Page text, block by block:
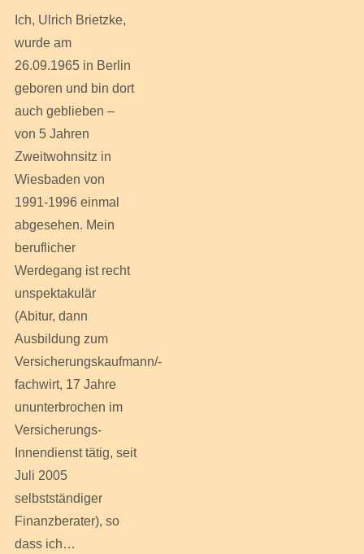
Ich, Ulrich Brietzke,
wurde am
26.09.1965 in Berlin
geboren und bin dort
auch geblieben –
von 5 Jahren
Zweitwohnsitz in
Wiesbaden von
1991-1996 einmal
abgesehen. Mein
beruflicher
Werdegang ist recht
unspektakulär
(Abitur, dann
Ausbildung zum
Versicherungskaufmann/-
fachwirt, 17 Jahre
ununterbrochen im
Versicherungs-
Innendienst tätig, seit
Juli 2005
selbstständiger
Finanzberater), so
dass ich…